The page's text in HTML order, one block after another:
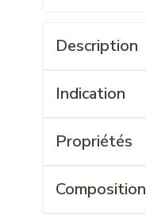
Description
Indication
Propriétés
Composition